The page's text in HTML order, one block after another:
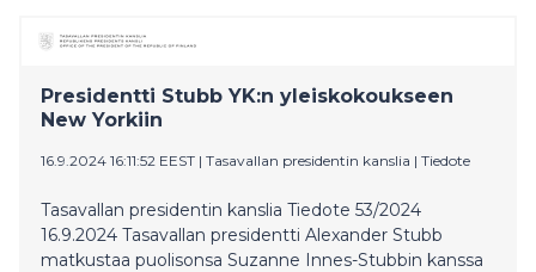
prosenttia. Uusi kaupunkistrategia nostaa Helsingin
Presidentti Stubb YK:n yleiskokoukseen
New Yorkiin
16.9.2024 16:11:52 EEST | Tasavallan presidentin kanslia | Tiedote
Tasavallan presidentin kanslia Tiedote 53/2024
16.9.2024 Tasavallan presidentti Alexander Stubb
matkustaa puolisonsa Suzanne Innes-Stubbin kanssa